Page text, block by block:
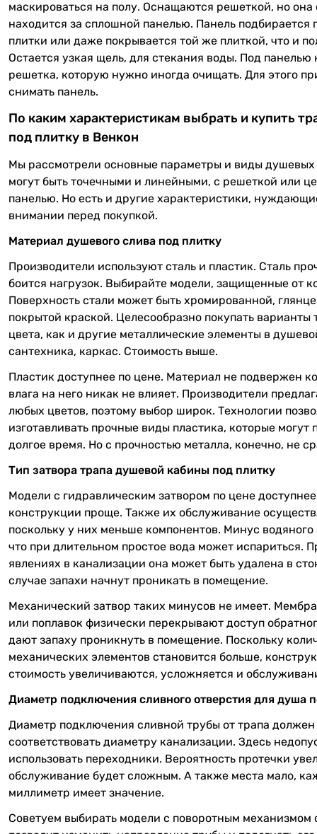
маскироваться на полу. Оснащаются решеткой, но она
находится за сплошной панелью. Панель подбирается
плитки или даже покрывается той же плиткой, что и
Остается узкая щель, для стекания воды. Под панелью
решетка, которую нужно иногда очищать. Для этого
снимать панель.
По каким характеристикам выбрать и купить
под плитку в Венкон
Мы рассмотрели основные параметры и виды душевых
могут быть точечными и линейными, с решеткой или
панелью. Но есть и другие характеристики,
внимании перед покупкой.
Материал душевого слива под плитку
Производители используют сталь и пластик. Сталь
боится нагрузок. Выбирайте модели, защищенные от
Поверхность стали может быть хромированной,
покрытой краской. Целесообразно покупать варианты
цвета, как и другие металлические элементы в
сантехника, каркас. Стоимость выше.
Пластик доступнее по цене. Материал не подвержен
влага на него никак не влияет. Производители
любых цветов, поэтому выбор широк. Технологии
изготавливать прочные виды пластика, которые могут
долгое время. Но с прочностью металла, конечно, не
Тип затвора трапа душевой кабины под плитку
Модели с гидравлическим затвором по цене
конструкции проще. Также их обслуживание
поскольку у них меньше компонентов. Минус водяного
что при длительном простое вода может испариться.
явлениях в канализации она может быть удалена в
случае запахи начнут проникать в помещение.
Механический затвор таких минусов не имеет.
или поплавок физически перекрывают доступ
дают запаху проникнуть в помещение. Поскольку
механических элементов становится больше,
стоимость увеличиваются, усложняется и
Диаметр подключения сливного отверстия для душа
Диаметр подключения сливной трубы от трапа должен
соответствовать диаметру канализации. Здесь
использовать переходники. Вероятность протечки
обслуживание будет сложным. А также места мало,
миллиметр имеет значение.
Советуем выбирать модели с поворотным механизмом